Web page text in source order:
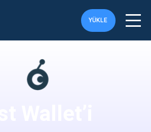
YÜKLE